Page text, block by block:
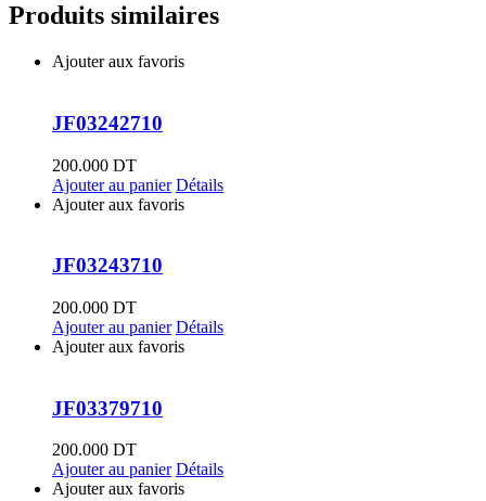
Produits similaires
Ajouter aux favoris
JF03242710
200.000 DT
Ajouter au panier Détails
Ajouter aux favoris
JF03243710
200.000 DT
Ajouter au panier Détails
Ajouter aux favoris
JF03379710
200.000 DT
Ajouter au panier Détails
Ajouter aux favoris